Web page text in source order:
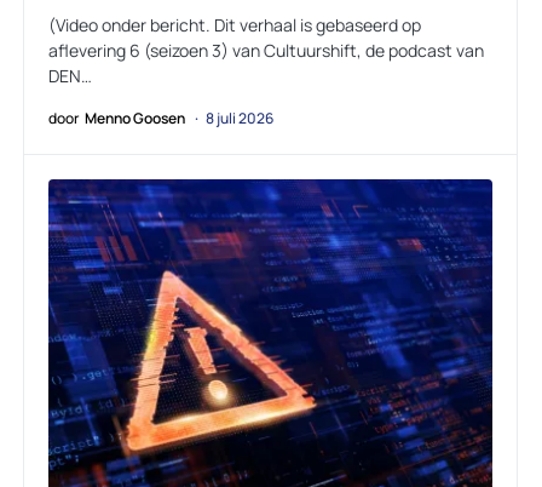
(Video onder bericht. Dit verhaal is gebaseerd op
aflevering 6 (seizoen 3) van Cultuurshift, de podcast van
DEN…
door Menno Goosen 8 juli 2026